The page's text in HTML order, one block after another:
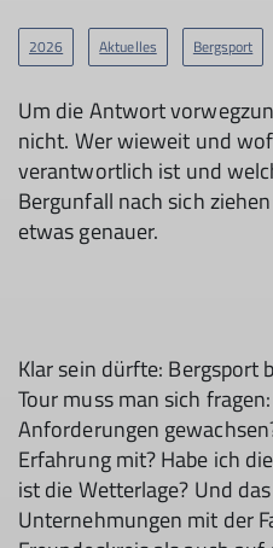
2026 Aktuelles Bergsport
Um die Antwort
nicht. Wer wieweit und
verantwortlich ist und
Bergunfall nach sich
etwas genauer.
Klar sein dürfte: Bergsport
Tour muss man sich
Anforderungen
Erfahrung mit? Habe ich
ist die Wetterlage? Und
Unternehmungen mit der